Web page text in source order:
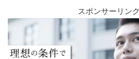
スポンサーリンク